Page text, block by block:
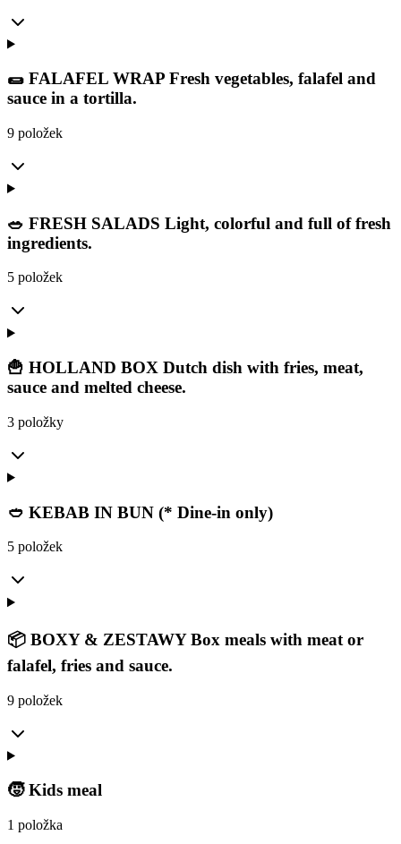
🌯 FALAFEL WRAP Fresh vegetables, falafel and
sauce in a tortilla.
9 položek
🥗 FRESH SALADS Light, colorful and full of fresh
ingredients.
5 položek
🍟 HOLLAND BOX Dutch dish with fries, meat,
sauce and melted cheese.
3 položky
🥙 KEBAB IN BUN (* Dine-in only)
5 položek
📦 BOXY & ZESTAWY Box meals with meat or
falafel, fries and sauce.
9 položek
🧒 Kids meal
1 položka